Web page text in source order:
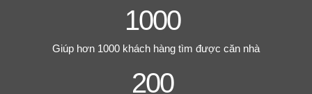
1000
Giúp hơn 1000 khách hàng tìm được căn nhà
200